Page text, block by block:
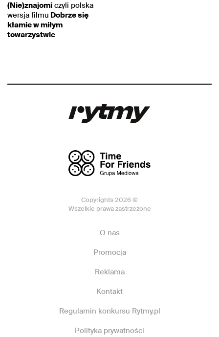
(Nie)znajomi czyli polska
wersja filmu Dobrze się
kłamie w miłym
towarzystwie
Copyrights 2026 ©
Wszelkie prawa zastrzeżone
O nas
Promocja
Reklama
Kontakt
Regulamin konkursu Rytmy.pl
Polityka prywatności